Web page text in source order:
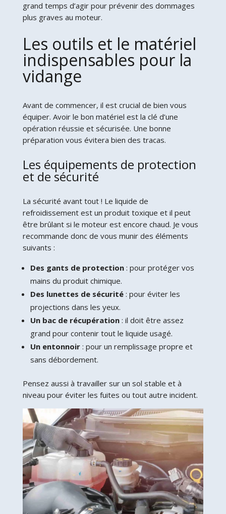
grand temps d’agir pour prévenir des dommages
plus graves au moteur.
Les outils et le matériel
indispensables pour la
vidange
Avant de commencer, il est crucial de bien vous
équiper. Avoir le bon matériel est la clé d’une
opération réussie et sécurisée. Une bonne
préparation vous évitera bien des tracas.
Les équipements de protection
et de sécurité
La sécurité avant tout ! Le liquide de
refroidissement est un produit toxique et il peut
être brûlant si le moteur est encore chaud. Je vous
recommande donc de vous munir des éléments
suivants :
Des gants de protection: pour protéger vos
mains du produit chimique.
Des lunettes de sécurité: pour éviter les
projections dans les yeux.
Un bac de récupération: il doit être assez
grand pour contenir tout le liquide usagé.
Un entonnoir: pour un remplissage propre et
sans débordement.
Pensez aussi à travailler sur un sol stable et à
niveau pour éviter les fuites ou tout autre incident.